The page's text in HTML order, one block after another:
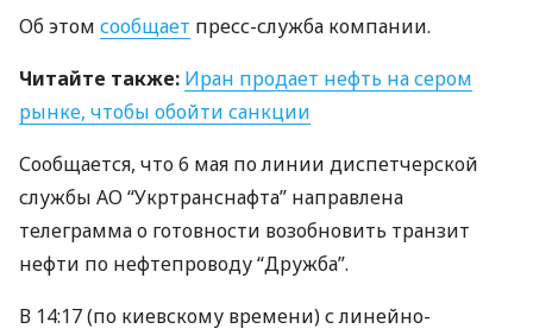
Об этом сообщает пресс-служба компании.
Читайте также: Иран продает нефть на сером
рынке, чтобы обойти санкции
Сообщается, что 6 мая по линии диспетчерской
службы АО “Укртранснафта” направлена ​​
телеграмма о готовности возобновить транзит
нефти по нефтепроводу “Дружба”.
В 14:17 (по киевскому времени) с линейно-